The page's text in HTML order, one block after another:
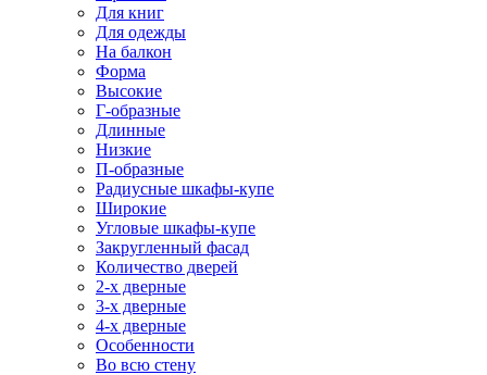
Для книг
Для одежды
На балкон
Форма
Высокие
Г-образные
Длинные
Низкие
П-образные
Радиусные шкафы-купе
Широкие
Угловые шкафы-купе
Закругленный фасад
Количество дверей
2-х дверные
3-х дверные
4-х дверные
Особенности
Во всю стену